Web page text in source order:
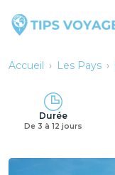
Accueil › Les Pays ›
Durée
De 3 à 12 jours